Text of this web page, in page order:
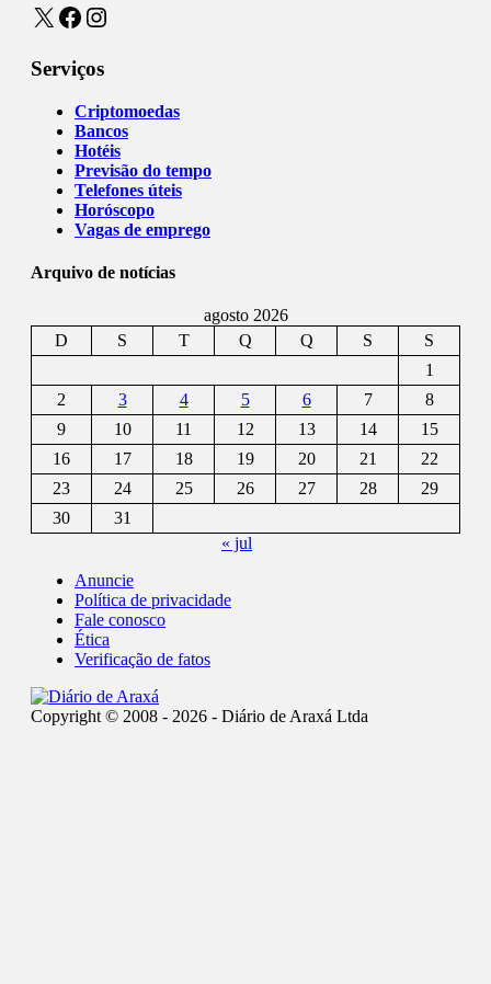
X Facebook
Instagram
Serviços
Criptomoedas
Bancos
Hotéis
Previsão do tempo
Telefones úteis
Horóscopo
Vagas de emprego
Arquivo de notícias
agosto 2026
D
S T Q Q S
S
1
2
3 4 5 6 7
8
9
10 11 12 13 14
15
16
17 18 19 20 21
22
23
24 25 26 27 28
29
30
31
« jul
Anuncie
Política de privacidade
Fale conosco
Ética
Verificação de fatos
Copyright © 2008 - 2026 - Diário de Araxá Ltda